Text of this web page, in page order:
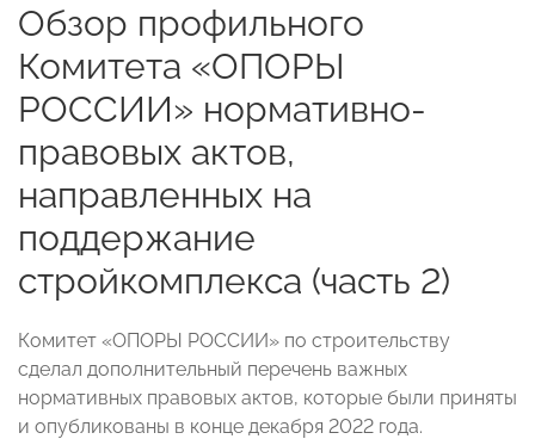
Обзор профильного
Комитета «ОПОРЫ
РОССИИ» нормативно-
правовых актов,
направленных на
поддержание
стройкомплекса (часть 2)
Комитет «ОПОРЫ РОССИИ» по строительству
сделал дополнительный перечень важных
нормативных правовых актов, которые были приняты
и опубликованы в конце декабря 2022 года.